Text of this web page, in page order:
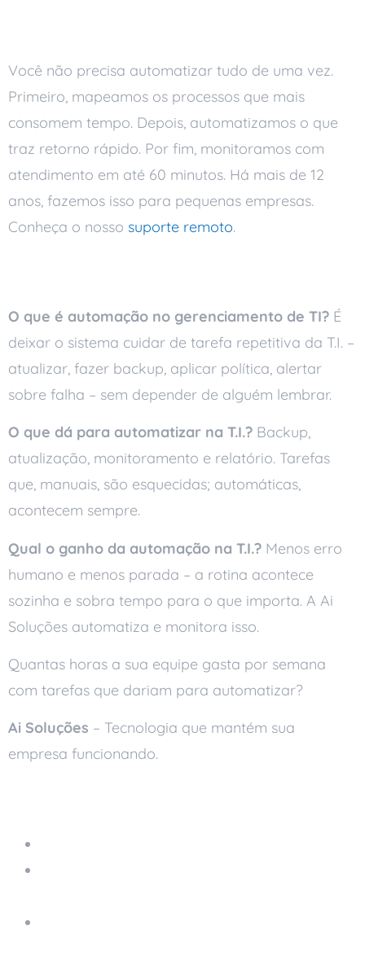
Você não precisa automatizar tudo de uma vez.
Primeiro, mapeamos os processos que mais
consomem tempo. Depois, automatizamos o que
traz retorno rápido. Por fim, monitoramos com
atendimento em até 60 minutos. Há mais de 12
anos, fazemos isso para pequenas empresas.
Conheça o nosso suporte remoto.
O que é automação no gerenciamento de TI? É
deixar o sistema cuidar de tarefa repetitiva da T.I. –
atualizar, fazer backup, aplicar política, alertar
sobre falha – sem depender de alguém lembrar.
O que dá para automatizar na T.I.? Backup,
atualização, monitoramento e relatório. Tarefas
que, manuais, são esquecidas; automáticas,
acontecem sempre.
Qual o ganho da automação na T.I.? Menos erro
humano e menos parada – a rotina acontece
sozinha e sobra tempo para o que importa. A Ai
Soluções automatiza e monitora isso.
Quantas horas a sua equipe gasta por semana
com tarefas que dariam para automatizar?
Ai Soluções – Tecnologia que mantém sua
empresa funcionando.